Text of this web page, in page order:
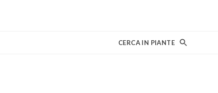
CERCA IN PIANTE